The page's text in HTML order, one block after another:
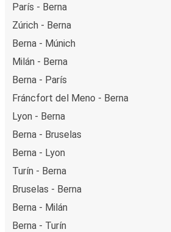
París - Berna
Zúrich - Berna
Berna - Múnich
Milán - Berna
Berna - París
Fráncfort del Meno - Berna
Lyon - Berna
Berna - Bruselas
Berna - Lyon
Turín - Berna
Bruselas - Berna
Berna - Milán
Berna - Turín